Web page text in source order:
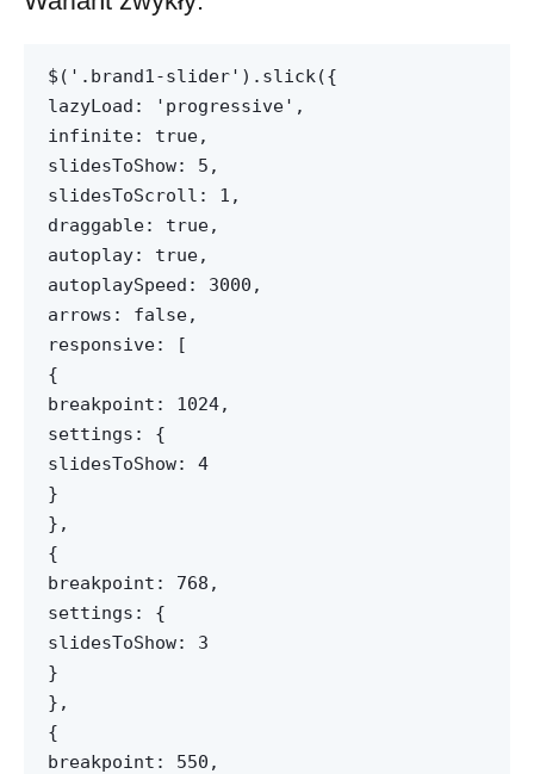
$('.brand1-slider').slick({
lazyLoad: 'progressive',
infinite: true,
slidesToShow: 5,
slidesToScroll: 1,
draggable: true,
autoplay: true,
autoplaySpeed: 3000,
arrows: false,
responsive: [
{
breakpoint: 1024,
settings: {
slidesToShow: 4
}
},
{
breakpoint: 768,
settings: {
slidesToShow: 3
}
},
{
breakpoint: 550,